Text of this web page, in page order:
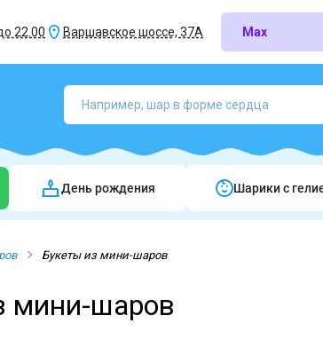
22.00 Варшавское шоссе, 37А Max
День рождения Шарики c
Букеты из мини-шаров
мини-шаров